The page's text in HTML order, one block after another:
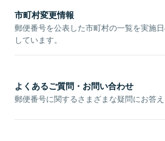
市町村変更情報
郵便番号を公表した市町村の一覧を実施
しています。
よくあるご質問・お問い合わせ
郵便番号に関するさまざまな疑問にお答え